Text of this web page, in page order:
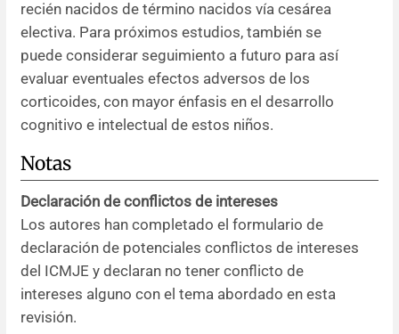
recién nacidos de término nacidos vía cesárea
electiva. Para próximos estudios, también se
puede considerar seguimiento a futuro para así
evaluar eventuales efectos adversos de los
corticoides, con mayor énfasis en el desarrollo
cognitivo e intelectual de estos niños.
Notas
Declaración de conflictos de intereses
Los autores han completado el formulario de
declaración de potenciales conflictos de intereses
del ICMJE y declaran no tener conflicto de
intereses alguno con el tema abordado en esta
revisión.